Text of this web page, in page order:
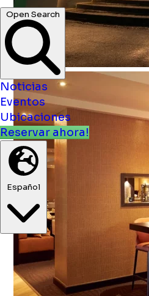
Open Search
Noticias
Eventos
Ubicaciones
Reservar ahora!
Español